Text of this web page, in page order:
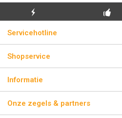
BLIKSEMVERZENDING
Servicehotline
Shopservice
Informatie
Onze zegels & partners